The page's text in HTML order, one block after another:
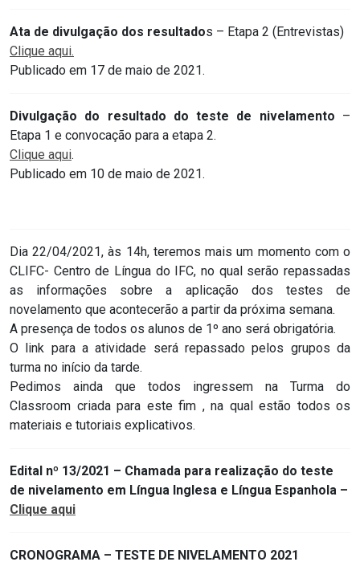
Ata de divulgação dos resultados – Etapa 2 (Entrevistas)
Clique aqui.
Publicado em 17 de maio de 2021.
Divulgação do resultado do teste de nivelamento –
Etapa 1 e convocação para a etapa 2.
Clique aqui.
Publicado em 10 de maio de 2021.
Dia 22/04/2021, às 14h, teremos mais um momento com o
CLIFC- Centro de Língua do IFC, no qual serão repassadas
as informações sobre a aplicação dos testes de
novelamento que acontecerão a partir da próxima semana.
A presença de todos os alunos de 1º ano será obrigatória.
O link para a atividade será repassado pelos grupos da
turma no início da tarde.
Pedimos ainda que todos ingressem na Turma do
Classroom criada para este fim , na qual estão todos os
materiais e tutoriais explicativos.
Edital nº 13/2021 – Chamada para realização do teste
de nivelamento em Língua Inglesa e Língua Espanhola –
Clique aqui
CRONOGRAMA – TESTE DE NIVELAMENTO 2021